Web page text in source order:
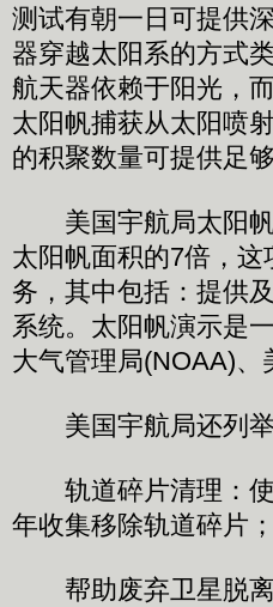
测试有朝一日可提供
器穿越太阳系的方式
航天器依赖于阳光，
太阳帆捕获从太阳喷
的积聚数量可提供足
美国宇航局太阳帆
太阳帆面积的7倍，
务，其中包括：提供
系统。太阳帆演示是
大气管理局(NOAA)
美国宇航局还列举
轨道碎片清理：使
年收集移除轨道碎片；
帮助废弃卫星脱离